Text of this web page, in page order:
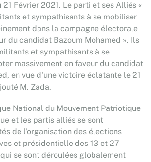
Février 2021. Le parti et ses Alliés «
et sympathisants à se mobiliser
dans la campagne électorale
du candidat Bazoum Mohamed ». Ils
et sympathisants à se
massivement en faveur du candidat
en vue d'une victoire éclatante le 21
M. Zada.
National du Mouvement Patriotique
et les partis alliés se sont
de l'organisation des élections
et présidentielle des 13 et 27
se sont déroulées globalement